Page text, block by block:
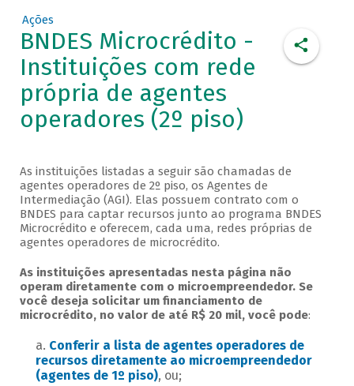
Ações
BNDES Microcrédito -
Instituições com rede
própria de agentes
operadores (2º piso)
As instituições listadas a seguir são chamadas de
agentes operadores de 2º piso, os Agentes de
Intermediação (AGI). Elas possuem contrato com o
BNDES para captar recursos junto ao programa BNDES
Microcrédito e oferecem, cada uma, redes próprias de
agentes operadores de microcrédito.
As instituições apresentadas nesta página não
operam diretamente com o microempreendedor. Se
você deseja solicitar um financiamento de
microcrédito, no valor de até R$ 20 mil, você pode:
Conferir a lista de agentes operadores de
recursos diretamente ao microempreendedor
(agentes de 1º piso), ou;